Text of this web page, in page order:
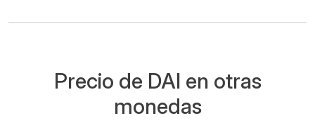
Precio de DAI en otras
monedas